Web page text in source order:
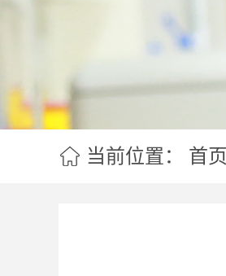
实验室风貌
当前位置： 首页